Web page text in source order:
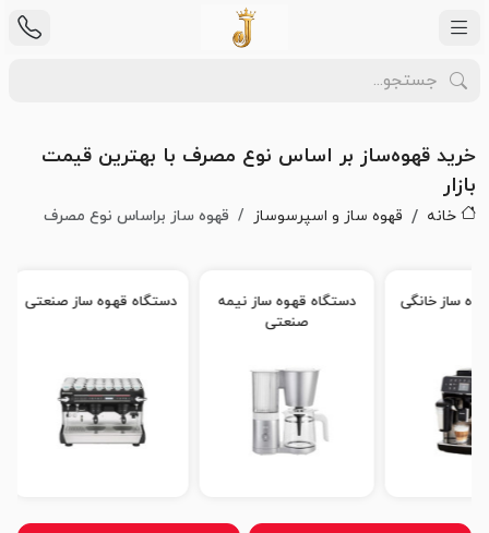
خرید قهوه‌ساز بر اساس نوع مصرف با بهترین قیمت
بازار
خانه قهوه ساز و اسپرسوساز قهوه ساز براساس نوع مصرف
ساز خانگی
دستگاه قهوه ساز نیمه
صنعتی
دستگاه قهوه ساز صنعتی